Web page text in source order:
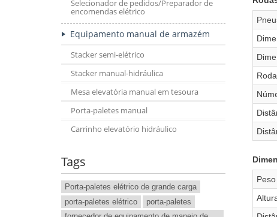
Selecionador de pedidos/Preparador de
encomendas elétrico
Equipamento manual de armazém
Stacker semi-elétrico
Stacker manual-hidráulica
Mesa elevatória manual em tesoura
Porta-paletes manual
Carrinho elevatório hidráulico
Tags
Porta-paletes elétrico de grande carga
porta-paletes elétrico
porta-paletes